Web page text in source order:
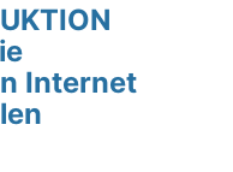
Internet